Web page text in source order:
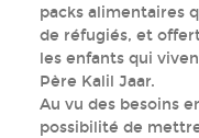
packs alimentaires
de réfugiés, et
les enfants qui
Père Kalil Jaar.
Au vu des besoins
possibilité de